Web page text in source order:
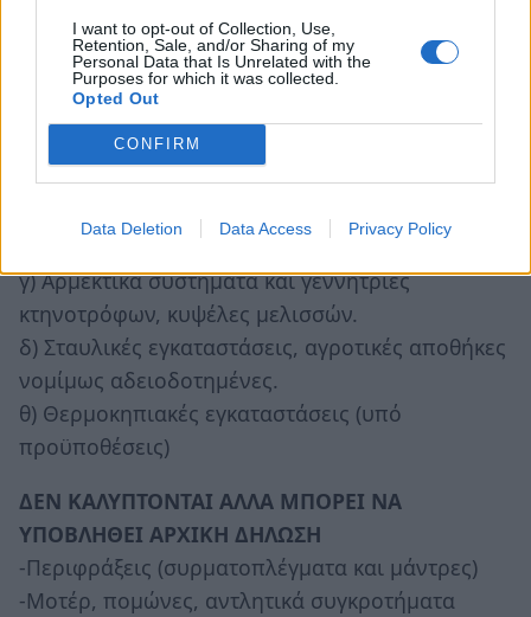
I want to opt-out of Collection, Use,
Retention, Sale, and/or Sharing of my
Personal Data that Is Unrelated with the
Purposes for which it was collected.
Opted Out
CONFIRM
Data Deletion Data Access Privacy Policy
α) Καταστροφή επιφανειακών σωλήνων
(λάστιχων) άρδευσης, ΑΝΕΞΑΡΤΗΤΩΣ ΕΤΟΥΣ
ΑΓΟΡΑΣ (απαραίτητη η προσκόμιση τιμολογίου
αγοράς νέων σωλήνων άρδευσης στην τελική
β) Εκρίζωση δέντρων με την προϋπόθεση να
έχει συμβεί σε ποσοστό άνω του 30% του
συνόλου των κατεχόντων δέντρων κατά είδος.
γ) Αρμεκτικά συστήματα και γεννήτριες
κτηνοτρόφων, κυψέλες μελισσών.
δ) Σταυλικές εγκαταστάσεις, αγροτικές αποθήκες
νομίμως αδειοδοτημένες.
θ) Θερμοκηπιακές εγκαταστάσεις (υπό
προϋποθέσεις)
ΔΕΝ ΚΑΛΥΠΤΟΝΤΑΙ ΑΛΛΑ ΜΠΟΡΕΙ ΝΑ
ΥΠΟΒΛΗΘΕΙ ΑΡΧΙΚΗ ΔΗΛΩΣΗ
-Περιφράξεις (συρματοπλέγματα και μάντρες)
-Μοτέρ, πομώνες, αντλητικά συγκροτήματα